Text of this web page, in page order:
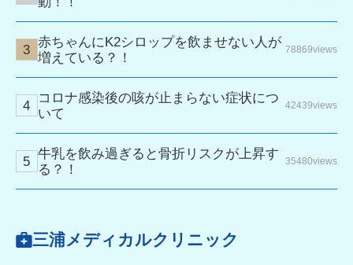
赤ちゃんにK2シロップを飲ませない人が
増えている？！
78869views
コロナ感染後の咳が止まらない症状につ
いて
42439views
牛乳を飲み過ぎると骨折リスクが上昇す
る？！
35480views
三浦メディカルクリニック